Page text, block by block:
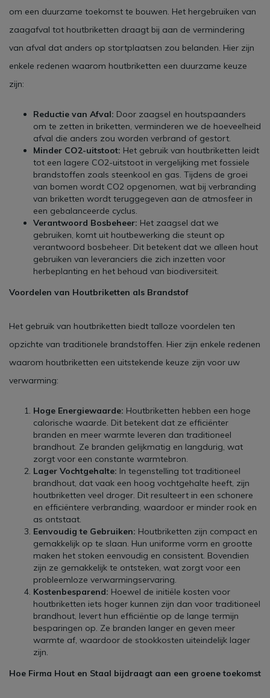
om een duurzame toekomst te bouwen. Het hergebruiken van
zaagafval tot houtbriketten draagt bij aan de vermindering
van afval dat anders op stortplaatsen zou belanden. Hier zijn
enkele redenen waarom houtbriketten een duurzame keuze
zijn:
Reductie van Afval: Door zaagsel en houtspaanders
om te zetten in briketten, verminderen we de hoeveelheid
afval die anders zou worden verbrand of gestort.
Minder CO2-uitstoot: Het gebruik van houtbriketten leidt
tot een lagere CO2-uitstoot in vergelijking met fossiele
brandstoffen zoals steenkool en gas. Tijdens de groei
van bomen wordt CO2 opgenomen, wat bij verbranding
van briketten wordt teruggegeven aan de atmosfeer in
een gebalanceerde cyclus.
Verantwoord Bosbeheer: Het zaagsel dat we
gebruiken, komt uit houtbewerking die steunt op
verantwoord bosbeheer. Dit betekent dat we alleen hout
gebruiken van leveranciers die zich inzetten voor
herbeplanting en het behoud van biodiversiteit.
Voordelen van Houtbriketten als Brandstof
Het gebruik van houtbriketten biedt talloze voordelen ten
opzichte van traditionele brandstoffen. Hier zijn enkele redenen
waarom houtbriketten een uitstekende keuze zijn voor uw
verwarming:
Hoge Energiewaarde: Houtbriketten hebben een hoge
calorische waarde. Dit betekent dat ze efficiënter
branden en meer warmte leveren dan traditioneel
brandhout. Ze branden gelijkmatig en langdurig, wat
zorgt voor een constante warmtebron.
Lager Vochtgehalte: In tegenstelling tot traditioneel
brandhout, dat vaak een hoog vochtgehalte heeft, zijn
houtbriketten veel droger. Dit resulteert in een schonere
en efficiëntere verbranding, waardoor er minder rook en
as ontstaat.
Eenvoudig te Gebruiken: Houtbriketten zijn compact en
gemakkelijk op te slaan. Hun uniforme vorm en grootte
maken het stoken eenvoudig en consistent. Bovendien
zijn ze gemakkelijk te ontsteken, wat zorgt voor een
probleemloze verwarmingservaring.
Kostenbesparend: Hoewel de initiële kosten voor
houtbriketten iets hoger kunnen zijn dan voor traditioneel
brandhout, levert hun efficiëntie op de lange termijn
besparingen op. Ze branden langer en geven meer
warmte af, waardoor de stookkosten uiteindelijk lager
zijn.
Hoe Firma Hout en Staal bijdraagt aan een groene toekomst